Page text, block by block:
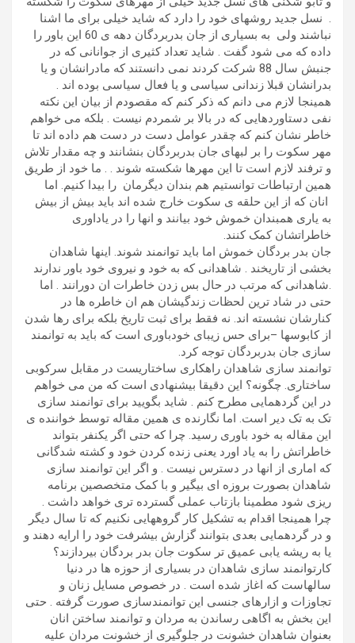
. نسل جدید روشهای خود را دارد که شاید خیلی برای ما اشنا
نباشند ولی به بسیاری از جان بدربردگان دهه ی 60 این باور را
داده که می شود گفت . شاید تعداد کثیری از جوانانی که در
جنبش سال 88 شرکت کردند نمی دانستند که مادرانشان و یا
بدرانشان قبلا زندانی سیاسی و یا فعال سیاسی بوده اند .
همینجا لازم می دانم که ذکر کنم که مقصودم از بیان این نکته
نفی دستاوردهایی که در بالا بر شمردم نیست . بلکه می خواهم
خاطر نشان کنم که چقدر عوامل دست در دست هم داده اند تا
مهر سکوت را بر لبهای جان بدربردگان بنشانند و چه مقدار تلاش
و ترفند لازم است تا این مهرها شکسته شوند . . ما خود از طریق
همین ارتباطات توانستیم هم بندان دیگرمان را بیدا کنیم. اما
انان که از این حلقه ی سکوت خارج شده اند باید بیش از بیش
به یاری همبندان خموش خود بیانند و انها را در یاداوری
خاطراتشان کمک کنند.
جان بدر بردگان خموش اما باید توانمند شوند. اینها شاهدان
بخشی از تاریخند . شاهدانی که به خود و نیروی خود باور ندارند
.شاهدانی که مرتب در حال بس زدن خاطرات ان دورانند . اما
حتی در شاد ترین لحظات زندگیشان هم ان خاطره ها در
کنارشان نشسته اند. نه فقط برای ثبت تاریخ بلکه برای رها شدن
از کابوسها –برای حس زیبای خودباوری است که باید به توانمند
سازی جان بدربردگان توجه کرد.
توانمند سازی شاهدان راهکاری ساختاریست در مقابل سرکوبی
ساختاری. چگونه؟ این دقیقا بیشنهادی است که من می خواهم
در این گردهمایی مطرح کنم . شاید بگویید برای توانمند سازی
تک به تک دیر است. اما نگارنده ی همین مقاله توسط خواننده ی
این مقاله به خود باوری رسید. چرا که حتی اگر یکنفر بتواند
خاطراتش را به یاد اورد یعنی زنده کردن خود و کشته شدگانی
که اماری از انها در دسترس نیست . و اگر این توانمند سازی
شاهدان بصورت بروزه ای بیگیر و با کمک متخصصین برنامه
ریزی شود مطمینا بازتاب عملی گسترده تری خواهد داشت .
چرا همینجا اقدام به تشکیل کار گروههایی نکنیم که تا سال دیگر
و در گردهمایی بعدی بتوانند گزارش بیشرفت خود را ارایه دهند و
یا به ریشه یابی عمیق تر سکوت جان بدر بردگان بیردازند؟
کارتوانمند سازی شاهدان در بسیاری از حوزه ها در دنیا
سالهاست که اغاز شده است . در خصوص مسایل زنان و
تجاوزات و ازارهای جنسی این توانمندسازی صورت گرفته . حتی
این بخش به اگاهی رساندن به مردان و توانمند ساختن انان
بعنوان شاهدان خشونت در جلوگیری از خشونت مردان علیه